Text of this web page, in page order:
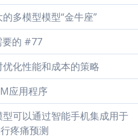
多模型模型“金牛座”
要的 #77
化性能和成本的策略
应用程序
可以通过智能手机集成用于
疼痛预测